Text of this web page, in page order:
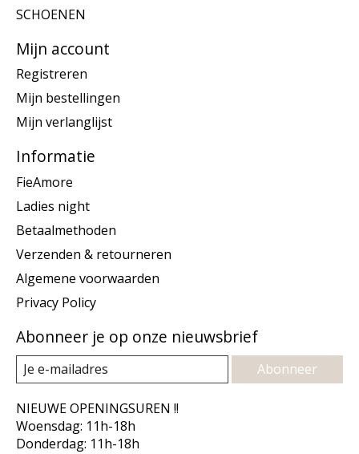
SCHOENEN
Mijn account
Registreren
Mijn bestellingen
Mijn verlanglijst
Informatie
FieAmore
Ladies night
Betaalmethoden
Verzenden & retourneren
Algemene voorwaarden
Privacy Policy
Abonneer je op onze nieuwsbrief
Abonneer
NIEUWE OPENINGSUREN !!
Woensdag: 11h-18h
Donderdag: 11h-18h